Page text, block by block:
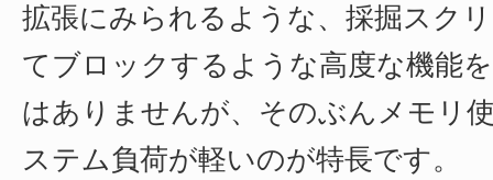
拡張にみられるような、採掘スク
てブロックするような高度な機能
はありませんが、そのぶんメモリ
ステム負荷が軽いのが特長です。